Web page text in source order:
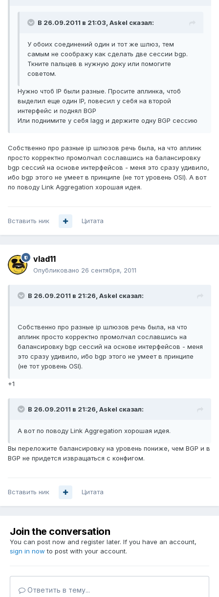
В 26.09.2011 в 21:03, Askel сказал:
У обоих соединений один и тот же шлюз, тем
самым не соображу как сделать две сессии bgp.
Ткните пальцев в нужную доку или помогите
советом.
Нужно чтоб IP были разные. Просите аплинка, чтоб
выделил еще один IP, повесил у себя на второй
интерфейс и поднял BGP
Или поднимите у себя lagg и держите одну BGP сессию
Собственно про разные ip шлюзов речь была, на что аплинк
просто корректно промолчал сославшись на балансировку
bgp сессий на основе интерфейсов - меня это сразу удивило,
ибо bgp этого не умеет в принципе (не тот уровень OSI). А вот
по поводу Link Aggregation хорошая идея.
Вставить ник Цитата
vlad11
Опубликовано 26 сентября, 2011
В 26.09.2011 в 21:26, Askel сказал:
Собственно про разные ip шлюзов речь была, на что
аплинк просто корректно промолчал сославшись на
балансировку bgp сессий на основе интерфейсов - меня
это сразу удивило, ибо bgp этого не умеет в принципе
(не тот уровень OSI).
+1
В 26.09.2011 в 21:26, Askel сказал:
А вот по поводу Link Aggregation хорошая идея.
Вы переложите балансировку на уровень пониже, чем BGP и в
BGP не придется извращаться с конфигом.
Вставить ник Цитата
Join the conversation
You can post now and register later. If you have an account,
sign in now to post with your account.
Ответить в тему...